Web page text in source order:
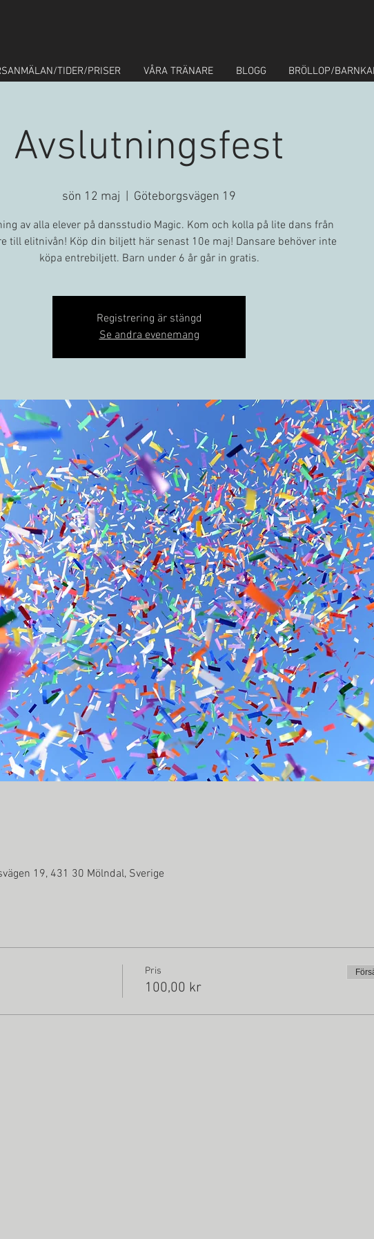
TIDER/PRISER VÅRA TRÄNARE BLOGG BRÖLLOP/
Avslutningsfest
sön 12 maj Göteborgsvägen 19
av alla elever på dansstudio Magic. Kom och kolla på lite dans från
till elitnivån! Köp din biljett här senast 10e maj! Dansare behöver inte
köpa entrebiljett. Barn under 6 år går in gratis.
Registrering är stängd
Se andra evenemang
19, 431 30 Mölndal, Sverige
Pris
100,00 kr